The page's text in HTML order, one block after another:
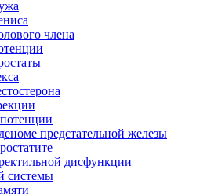
члена
предстательной железы
дисфункции
системы